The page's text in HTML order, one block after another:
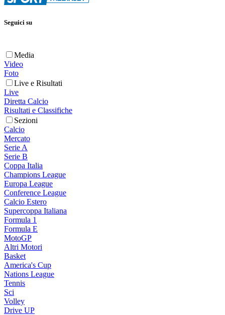
Seguici su
Media
Video
Foto
Live e Risultati
Live
Diretta Calcio
Risultati e Classifiche
Sezioni
Calcio
Mercato
Serie A
Serie B
Coppa Italia
Champions League
Europa League
Conference League
Calcio Estero
Supercoppa Italiana
Formula 1
Formula E
MotoGP
Altri Motori
Basket
America's Cup
Nations League
Tennis
Sci
Volley
Drive UP